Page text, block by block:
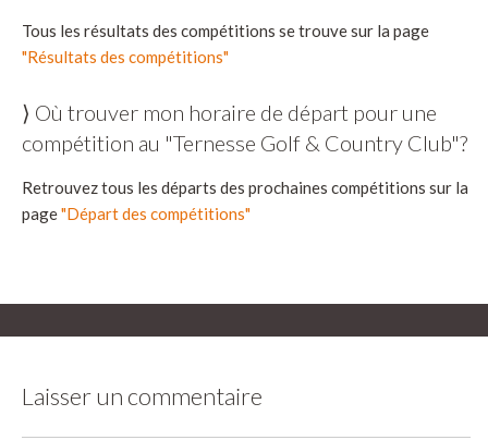
Tous les résultats des compétitions se trouve sur la page
"Résultats des compétitions"
⟩ Où trouver mon horaire de départ pour une
compétition au "Ternesse Golf & Country Club"?
Retrouvez tous les départs des prochaines compétitions sur la
page"Départ des compétitions"
Laisser un commentaire